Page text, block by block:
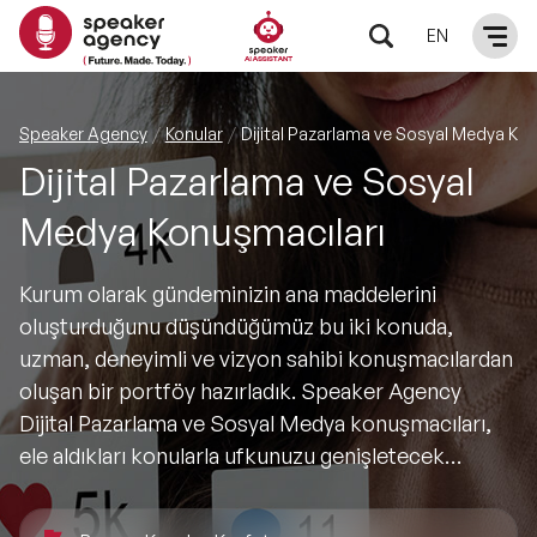
EN
KONUŞMACILAR
Yerel Konuşmacılar
Global Konuşmacılar
Exclusive Konuşmacılar
Tüm Konuşmacılar
KONULAR
Öne Çıkan Konular
Exclusive Konuşmacılarımız
Ünlü Konuşmacılar
İlham Veren Konuşmacılar
İlham Veren Kadın Konuşmacılar
ÇÖZÜMLER
Keynote & Konuşma
Master Class Workshop
Akış Sunumu & Moderasyon
INFLUENCER
HAKKIMIZDA
Biz Kimiz?
BLOG
Speaker Agency Konular Dijital Pazarlama ve Sosyal Medya
Dijital Pazarlama ve Sosyal
Medya Konuşmacıları
Kurum olarak gündeminizin ana maddelerini
oluşturduğunu düşündüğümüz bu iki konuda,
uzman, deneyimli ve vizyon sahibi konuşmacılardan
oluşan bir portföy hazırladık. Speaker Agency
Dijital Pazarlama ve Sosyal Medya konuşmacıları,
ele aldıkları konularla ufkunuzu genişletecek…